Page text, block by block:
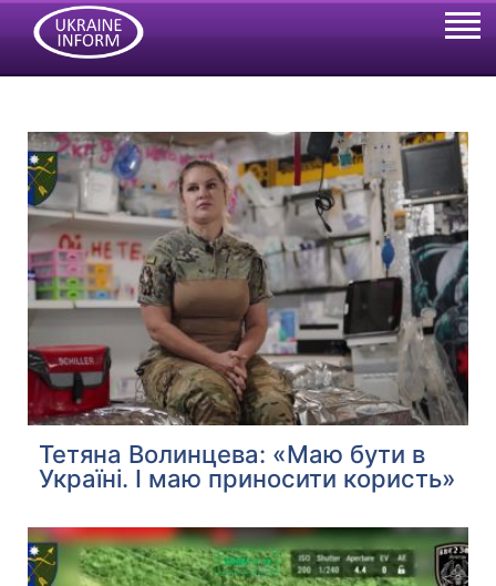
Тетяна Волинцева: «Маю бути в
Україні. І маю приносити користь»